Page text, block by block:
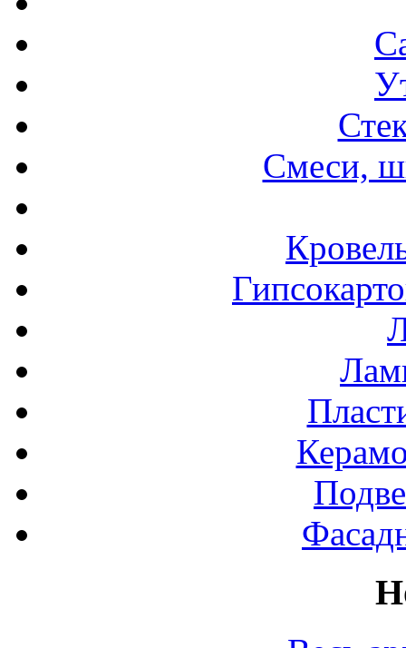
Смеси,